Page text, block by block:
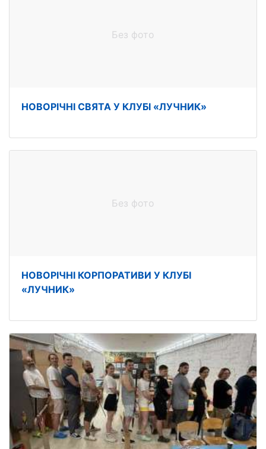
Без фото
НОВОРІЧНІ СВЯТА У КЛУБІ «ЛУЧНИК»
Без фото
НОВОРІЧНІ КОРПОРАТИВИ У КЛУБІ
«ЛУЧНИК»